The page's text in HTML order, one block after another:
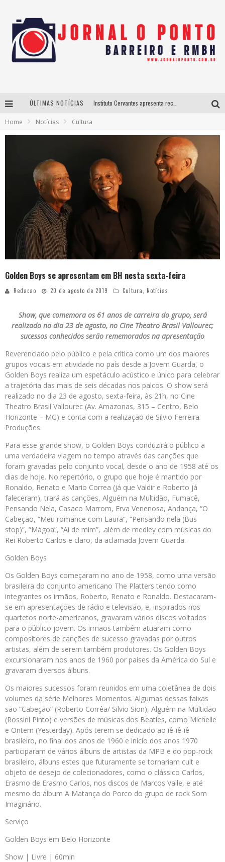
ÚLTIMAS NOTÍCIAS
Projeta Cultura abre inscrições gratuitas em São João del-Rei para oficinas de elaboração de projetos culturais e inteligência artificial
Home Notícias Cultura
Golden Boys se apresentam em BH nesta sexta-feira
Redacao 20 de agosto de 2019 Cultura Notícias
Show, que comemora os 61 anos de carreira do grupo, será
realizado no dia 23 de agosto, no Cine Theatro Brasil Vallourec;
sucessos conhecidos serão rememorados na apresentação
Reverenciado pelo público e pela crítica como um dos maiores
grupos vocais em atividade no país desde a Jovem Guarda, o
Golden Boys realiza um espetáculo acústico e único para celebrar
a trajetória das mais de seis décadas nos palcos. O show será
realizado no dia 23 de agosto, sexta-feira, às 21h, no Cine
Theatro Brasil Vallourec (Av. Amazonas, 315 – Centro, Belo
Horizonte – MG) e conta com a realização de Silvio Ferreira
Produções.
Para esse grande show, o Golden Boys conduzirá o público a
uma verdadeira viagem no tempo através das canções que
foram gravadas pelo conjunto vocal, desde o ano de 1958 até os
dias de hoje. No repertório, o grupo que hoje é mantido por
Ronaldo, Renato e Mario Correa (já que Valdir e Roberto já
faleceram), trará as canções, Alguém na Multidão, Fumacê,
Pensando Nela, Casaco Marrom, Erva Venenosa, Andança, “O
Cabeção, “Meu romance com Laura”, “Pensando nela (Bus
stop)”, “Mágoa”, “Ai de mim”, .além de medley com músicas do
Rei Roberto Carlos e claro, da aclamada Jovem Guarda.
Golden Boys
Os Golden Boys começaram no ano de 1958, como uma versão
brasileira do conjunto americano The Platters tendo como
integrantes os irmãos, Roberto, Renato e Ronaldo. Destacaram-
se em apresentações de rádio e televisão, e, inspirados nos
quartetos norte-americanos, gravaram vários discos voltados
para o público jovem. Os irmãos também atuaram como
compositores de canções de sucesso gravadas por outros
artistas, além de serem também produtores. Os Golden Boys
excursionaram nos anos de 1960 por países da América do Sul e
gravaram diversos álbuns.
Os maiores sucessos foram reunidos em uma coletânea de dois
volumes da série Melhores Momentos. Algumas dessas faixas
são “Cabeção” (Roberto Corrêa/ Silvio Sion), Alguém na Multidão
(Rossini Pinto) e versões de músicas dos Beatles, como Michelle
e Ontem (Yesterday). Após terem se dedicado ao iê-iê-iê
brasileiro, no final dos anos de 1960 e início dos anos 1970
participaram de vários álbuns de artistas da MPB e do pop-rock
brasileiro, álbuns estes que futuramente se tornariam cult e
objeto de desejo de colecionadores, como o clássico Carlos,
Erasmo de Erasmo Carlos, nos discos de Marcos Valle, e até
mesmo do álbum A Matança do Porco do grupo de rock Som
Imaginário.
Serviço
Golden Boys em Belo Horizonte
Show | Livre | 60min